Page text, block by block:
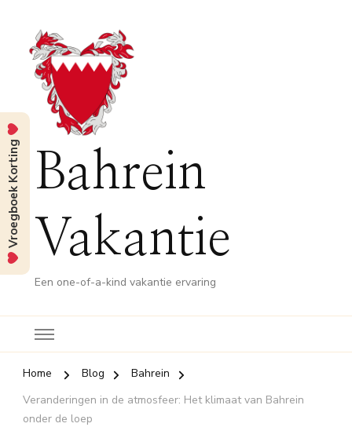
Bahrein
Vakantie
Een one-of-a-kind vakantie ervaring
Home Blog
Bahrein
Veranderingen in de atmosfeer: Het klimaat van Bahrein
onder de loep
Vroegboek Korting